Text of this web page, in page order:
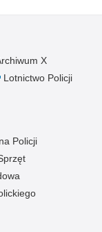
X
Lotnictwo Policji
Policji